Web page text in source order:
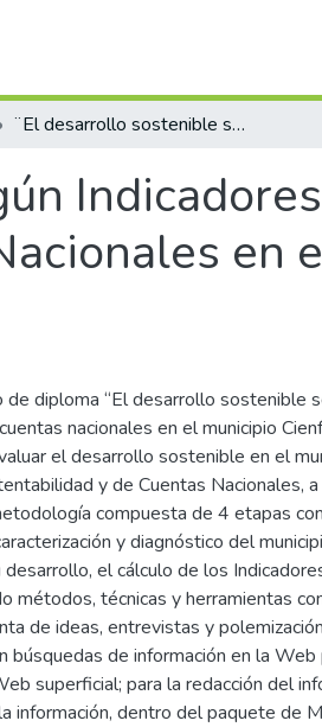
¨El desarrollo sostenible según Indicadores de sustentabilidad vs Cuentas Nacionales en el Municipio Cienfuegos¨.
en
diploma “El desarrollo sostenible
nacionales en el municipio
el desarrollo sostenible en el
y de Cuentas Nacionales,
compuesta de 4 etapas
y diagnóstico del
desarrollo, el cálculo de los
métodos, técnicas y herramientas
de ideas, entrevistas y
búsquedas de información en la Web
superficial; para la redacción del
información, dentro del paquete de